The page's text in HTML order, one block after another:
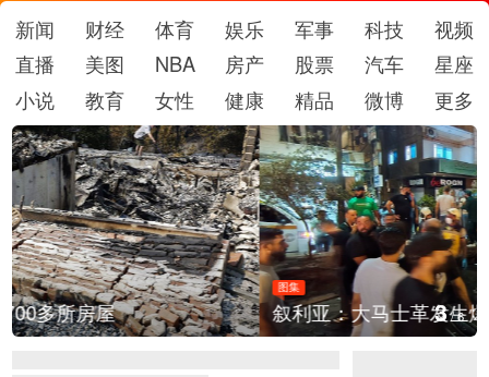
新闻 财经 体育 娱乐 军事 科技
视频
直播
美图 NBA 房产 股票 汽车
星座
小说
教育 女性 健康 精品 微博 更多
图集
叙利亚：大马士革发生爆炸 3/6